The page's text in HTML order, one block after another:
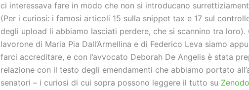
ci interessava fare in modo che non si introducano
(Per i curiosi: i famosi articoli 15 sulla snippet tax e 17 sul
degli upload li abbiamo lasciati perdere, che si scannino tra loro).
lavorone di Maria Pia Dall’Armellina e di Federico Leva siamo
farci accreditare, e con l’avvocato Deborah De Angelis è stata
relazione con il testo degli emendamenti che abbiamo portato
senatori – i curiosi di cui sopra possono leggere il tutto su Zenodo